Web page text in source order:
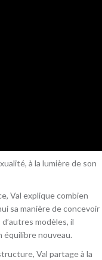
à la lumière de son
Val explique combien
sa manière de concevoir
modèles, il
nouveau.
Val partage à la